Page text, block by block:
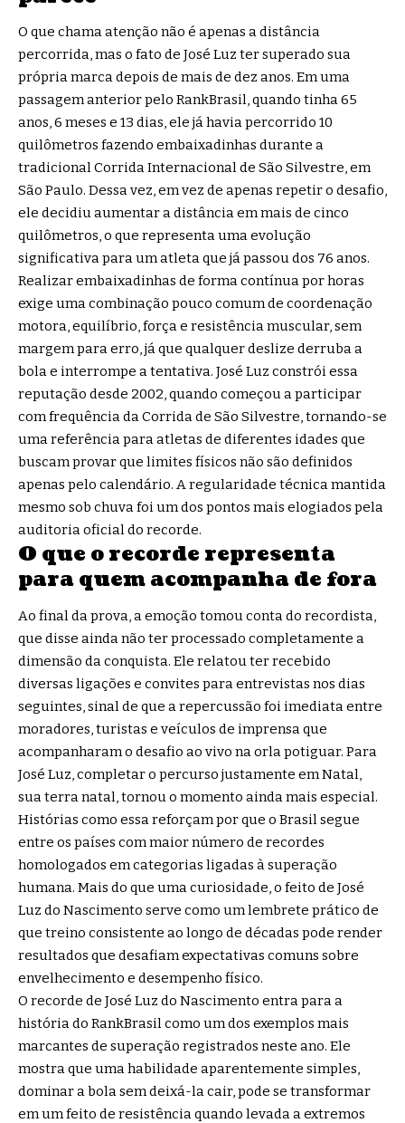
O que chama atenção não é apenas a distância
percorrida, mas o fato de José Luz ter superado sua
própria marca depois de mais de dez anos. Em uma
passagem anterior pelo RankBrasil, quando tinha 65
anos, 6 meses e 13 dias, ele já havia percorrido 10
quilômetros fazendo embaixadinhas durante a
tradicional Corrida Internacional de São Silvestre, em
São Paulo. Dessa vez, em vez de apenas repetir o desafio,
ele decidiu aumentar a distância em mais de cinco
quilômetros, o que representa uma evolução
significativa para um atleta que já passou dos 76 anos.
Realizar embaixadinhas de forma contínua por horas
exige uma combinação pouco comum de coordenação
motora, equilíbrio, força e resistência muscular, sem
margem para erro, já que qualquer deslize derruba a
bola e interrompe a tentativa. José Luz constrói essa
reputação desde 2002, quando começou a participar
com frequência da Corrida de São Silvestre, tornando-se
uma referência para atletas de diferentes idades que
buscam provar que limites físicos não são definidos
apenas pelo calendário. A regularidade técnica mantida
mesmo sob chuva foi um dos pontos mais elogiados pela
auditoria oficial do recorde.
O que o recorde representa
para quem acompanha de fora
Ao final da prova, a emoção tomou conta do recordista,
que disse ainda não ter processado completamente a
dimensão da conquista. Ele relatou ter recebido
diversas ligações e convites para entrevistas nos dias
seguintes, sinal de que a repercussão foi imediata entre
moradores, turistas e veículos de imprensa que
acompanharam o desafio ao vivo na orla potiguar. Para
José Luz, completar o percurso justamente em Natal,
sua terra natal, tornou o momento ainda mais especial.
Histórias como essa reforçam por que o Brasil segue
entre os países com maior número de recordes
homologados em categorias ligadas à superação
humana. Mais do que uma curiosidade, o feito de José
Luz do Nascimento serve como um lembrete prático de
que treino consistente ao longo de décadas pode render
resultados que desafiam expectativas comuns sobre
envelhecimento e desempenho físico.
O recorde de José Luz do Nascimento entra para a
história do RankBrasil como um dos exemplos mais
marcantes de superação registrados neste ano. Ele
mostra que uma habilidade aparentemente simples,
dominar a bola sem deixá-la cair, pode se transformar
em um feito de resistência quando levada a extremos